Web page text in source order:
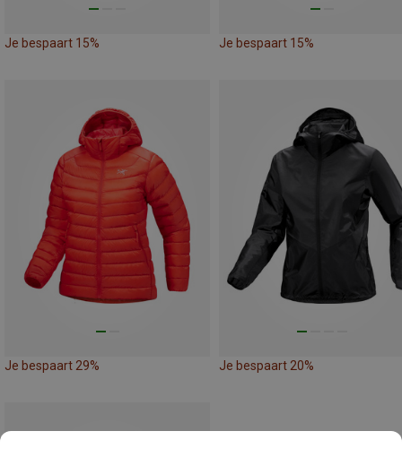
Je bespaart 15% Je bespaart 15%
Je bespaart 29% Je bespaart 20%